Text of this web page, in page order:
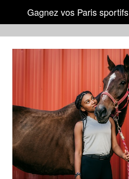
Gagnez vos Paris sportifs